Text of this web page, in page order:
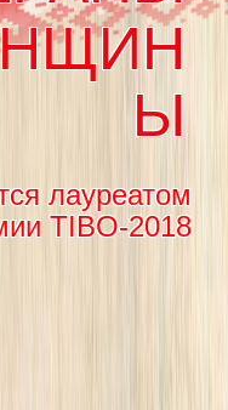
Ы
лауреатом
TIBO-2018